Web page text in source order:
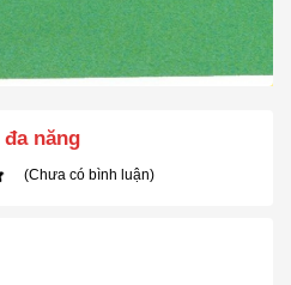
năng
(Chưa có bình luận)